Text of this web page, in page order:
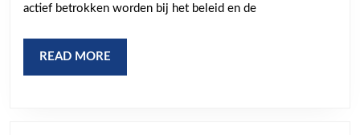
actief betrokken worden bij het beleid en de
READ MORE
MORE